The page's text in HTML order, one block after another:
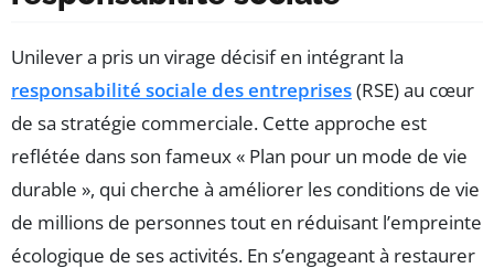
Unilever a pris un virage décisif en intégrant la
responsabilité sociale des entreprises(RSE) au cœur
de sa stratégie commerciale. Cette approche est
reflétée dans son fameux « Plan pour un mode de vie
durable », qui cherche à améliorer les conditions de vie
de millions de personnes tout en réduisant l’empreinte
écologique de ses activités. En s’engageant à restaurer